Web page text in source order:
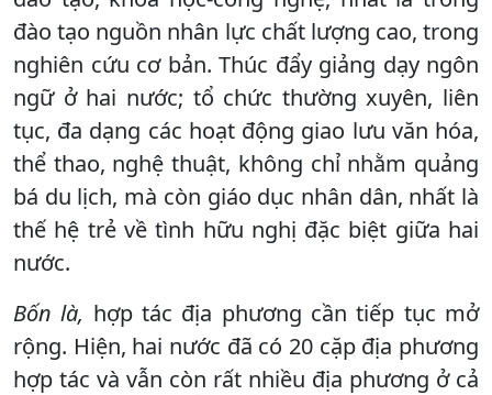
đào tạo nguồn nhân lực chất lượng cao, trong
nghiên cứu cơ bản. Thúc đẩy giảng dạy ngôn
ngữ ở hai nước; tổ chức thường xuyên, liên
tục, đa dạng các hoạt động giao lưu văn hóa,
thể thao, nghệ thuật, không chỉ nhằm quảng
bá du lịch, mà còn giáo dục nhân dân, nhất là
thế hệ trẻ về tình hữu nghị đặc biệt giữa hai
nước.
Bốn là, hợp tác địa phương cần tiếp tục mở
rộng. Hiện, hai nước đã có 20 cặp địa phương
hợp tác và vẫn còn rất nhiều địa phương ở cả